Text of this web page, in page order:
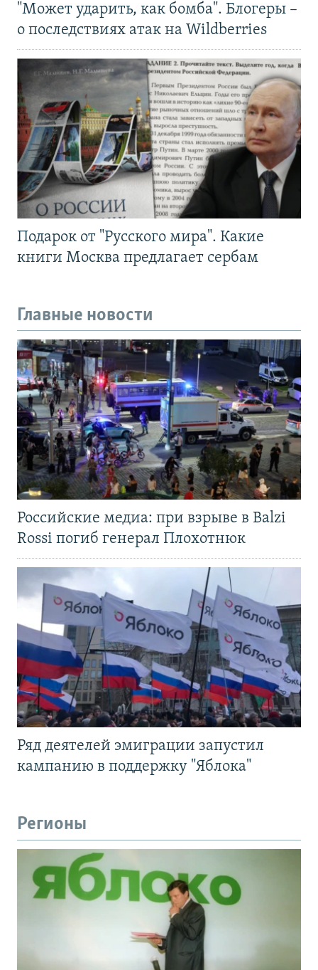
"Может ударить, как бомба". Блогеры –
о последствиях атак на Wildberries
Подарок от "Русского мира". Какие
книги Москва предлагает сербам
Главные новости
Российские медиа: при взрыве в Balzi
Rossi погиб генерал Плохотнюк
Ряд деятелей эмиграции запустил
кампанию в поддержку "Яблока"
Регионы